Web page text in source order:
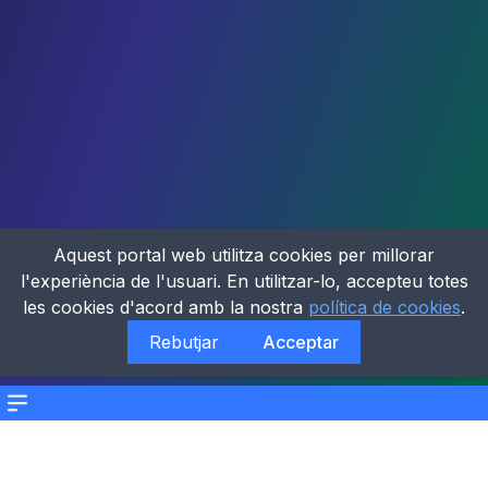
Menu
Aquest portal web utilitza cookies per millorar
l'experiència de l'usuari. En utilitzar-lo, accepteu totes
les cookies d'acord amb la nostra política de cookies.
Rebutjar
Acceptar